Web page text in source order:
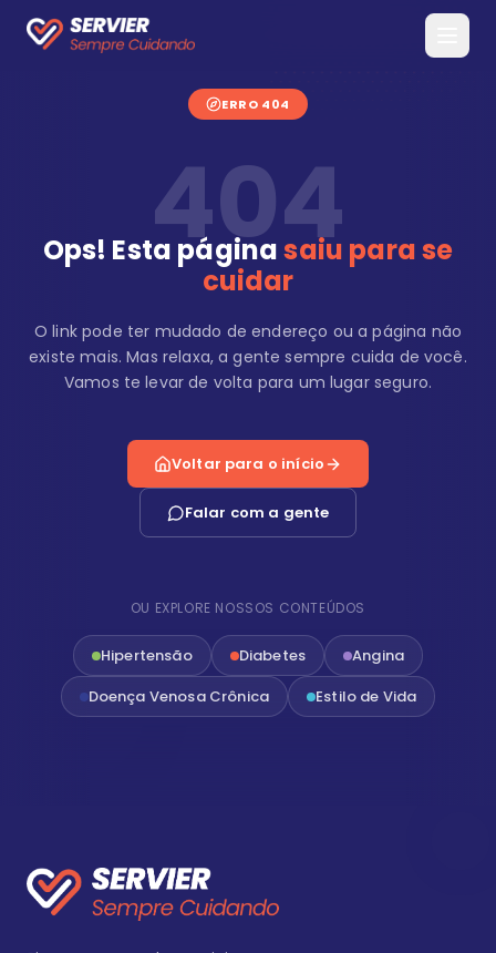
ERRO 404
404
Ops! Esta páginasaiu para se
cuidar
O link pode ter mudado de endereço ou a página não
existe mais. Mas relaxa, a gente sempre cuida de você.
Vamos te levar de volta para um lugar seguro.
Voltar para o início
Falar com a gente
OU EXPLORE NOSSOS CONTEÚDOS
Hipertensão Diabetes
Angina
Doença Venosa Crônica
Estilo de Vida